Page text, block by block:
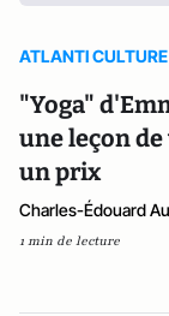
ATLANTI CULTURE
"Yoga"
une leçon
un prix
Charles-Édouard
1 min de lecture